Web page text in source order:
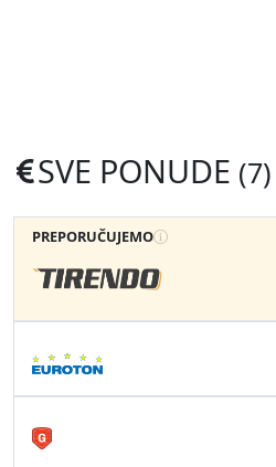
SVE PONUDE (7)
PREPORUČUJEMO